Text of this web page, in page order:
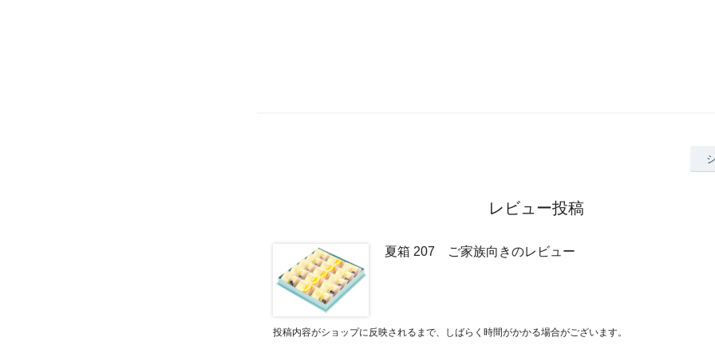
レビュー投稿
夏箱 207 ご家族向きのレビュー
投稿内容がショップに反映されるまで、しばらく時間がかかる場合がございます。